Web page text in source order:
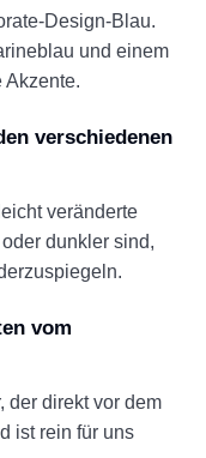
Design-Blau.
und einem
Akzente.
verschiedenen
veränderte
dunkler sind,
vom
der direkt vor dem
ist rein für uns